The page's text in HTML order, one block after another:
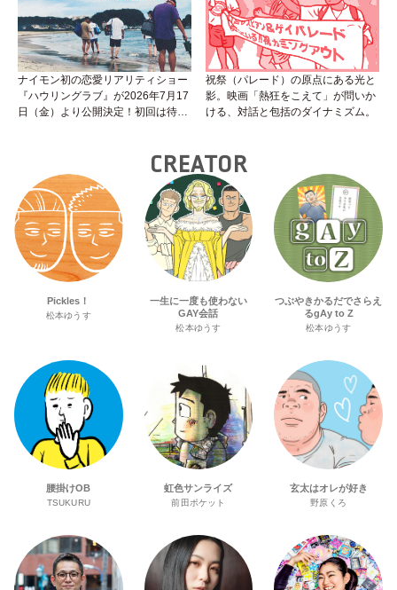
ナイモン初の恋愛リアリティショー
『ハウリングラブ』が2026年7月17
日（金）より公開決定！初回は待望
祝祭（パレード）の原点にある光と
影。映画「熱狂をこえて」が問いか
ける、対話と包括のダイナミズム。
CREATOR
Pickles！
松本ゆうす
一生に一度も使わない
GAY会話
松本ゆうす
つぶやきかるだでさらえ
るgAy to Z
松本ゆうす
腰掛けOB
TSUKURU
虹色サンライズ
前田ポケット
玄太はオレが好き
野原くろ